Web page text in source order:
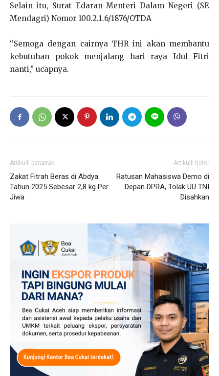
Selain itu, Surat Edaran Menteri Dalam Negeri (SE
Mendagri) Nomor 100.2.1.6/1876/OTDA
“Semoga dengan cairnya THR ini akan membantu
kebutuhan pokok menjalang hari raya Idul Fitri
nanti,” ucapnya.
Artikulli paraprak
Zakat Fitrah Beras di Abdya
Tahun 2025 Sebesar 2,8 kg Per
Jiwa
Artikulli tjetër
Ratusan Mahasiswa Demo di
Depan DPRA, Tolak UU TNI
Disahkan